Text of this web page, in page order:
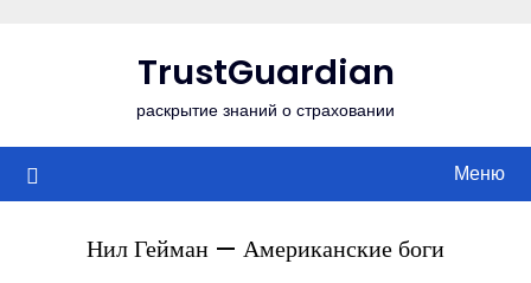
TrustGuardian
раскрытие знаний о страховании
Меню
Нил Гейман — Американские боги